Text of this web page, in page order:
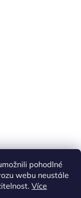
pohodlné
webu neustále
Více